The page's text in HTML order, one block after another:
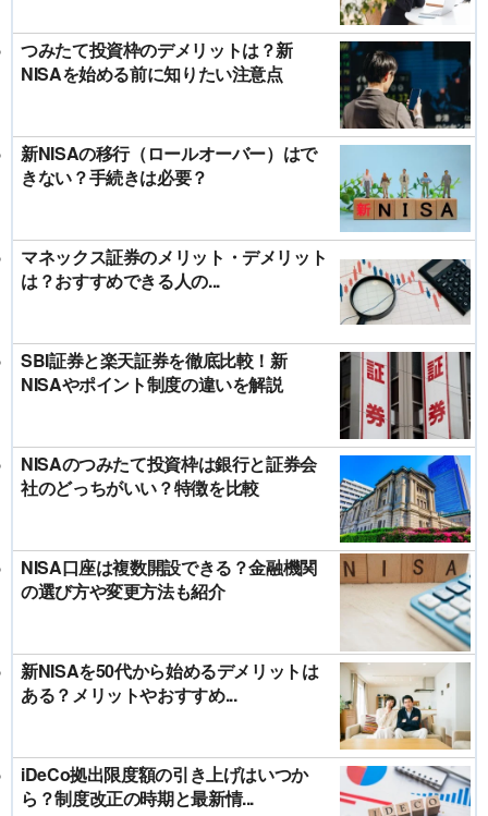
つみたて投資枠のデメリットは？新
NISAを始める前に知りたい注意点
新NISAの移行（ロールオーバー）はで
きない？手続きは必要？
マネックス証券のメリット・デメリット
は？おすすめできる人の...
SBI証券と楽天証券を徹底比較！新
NISAやポイント制度の違いを解説
NISAのつみたて投資枠は銀行と証券会
社のどっちがいい？特徴を比較
NISA口座は複数開設できる？金融機関
の選び方や変更方法も紹介
新NISAを50代から始めるデメリットは
ある？メリットやおすすめ...
iDeCo拠出限度額の引き上げはいつか
ら？制度改正の時期と最新情...